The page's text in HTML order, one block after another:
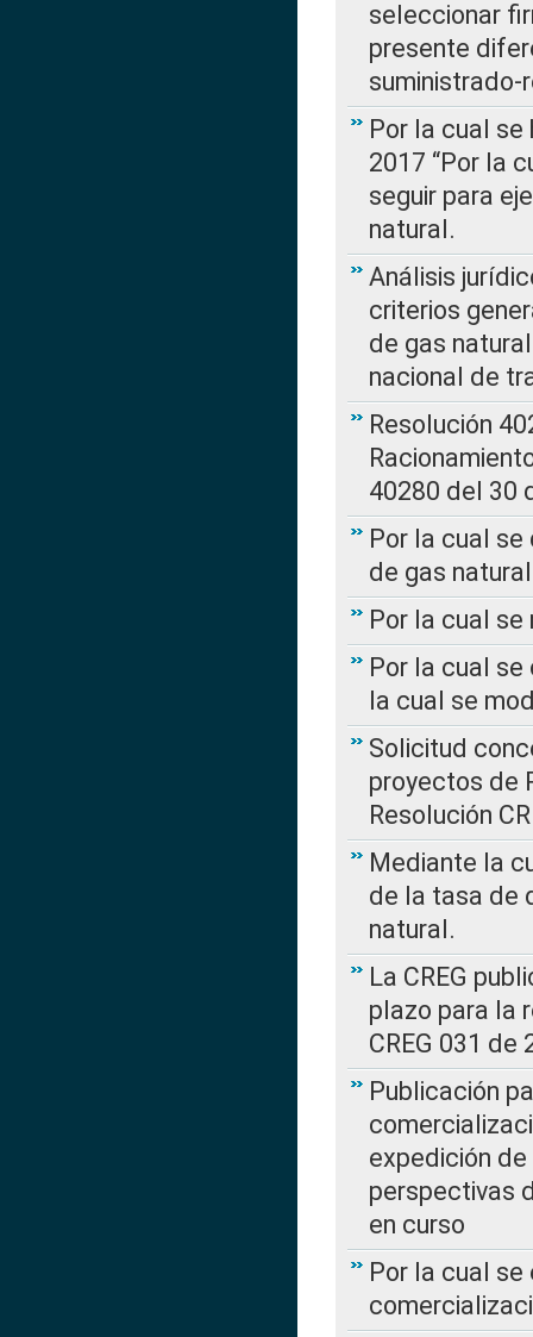
seleccionar
presente
Por la cual se
2017 “Por la
seguir para
natural.
Análisis
criterios
de gas
nacional de
Resolución
40280 del 30
Por la cual
de gas natural
Por la cual se
Por la cual se
la cual se
Solicitud
proyectos de
Resolución
Mediante la
de la tasa de
natural.
La CREG
plazo para la
CREG 031 de
Publicación
expedición de
perspectivas
en curso
Por la cual